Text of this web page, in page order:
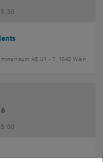
AE U1 - 7, 1040 Wien
2026